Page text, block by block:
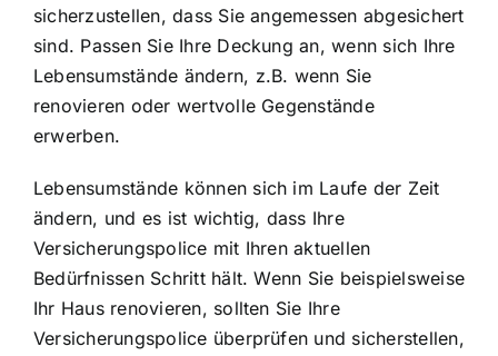
sicherzustellen, dass Sie angemessen abgesichert
sind. Passen Sie Ihre Deckung an, wenn sich Ihre
Lebensumstände ändern, z.B. wenn Sie
renovieren oder wertvolle Gegenstände
erwerben.
Lebensumstände können sich im Laufe der Zeit
ändern, und es ist wichtig, dass Ihre
Versicherungspolice mit Ihren aktuellen
Bedürfnissen Schritt hält. Wenn Sie beispielsweise
Ihr Haus renovieren, sollten Sie Ihre
Versicherungspolice überprüfen und sicherstellen,